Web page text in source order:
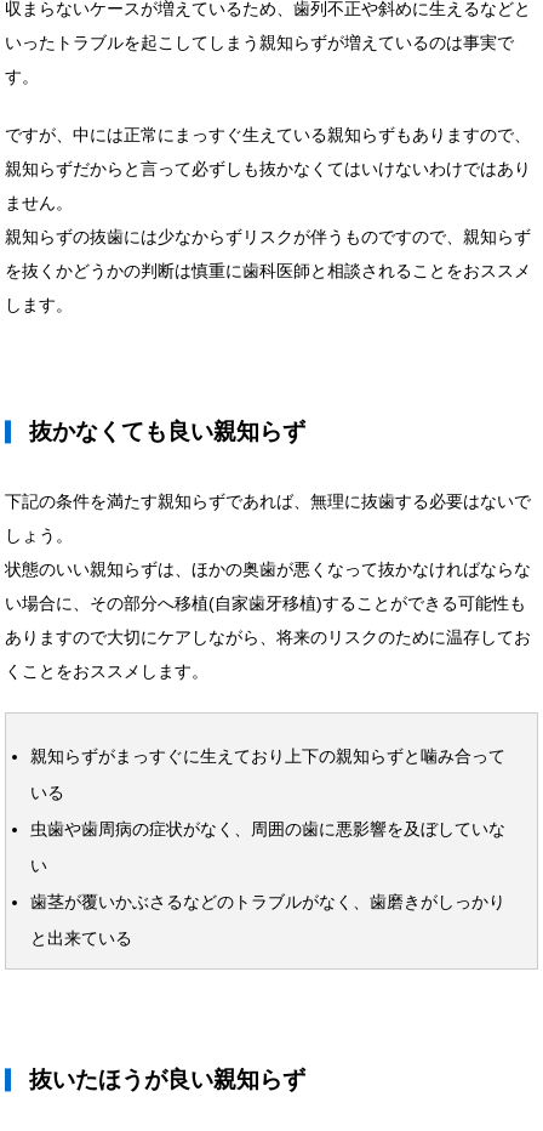
収まらないケースが増えているため、歯列不正や斜めに生えるなどと
いったトラブルを起こしてしまう親知らずが増えているのは事実で
す。
ですが、中には正常にまっすぐ生えている親知らずもありますので、
親知らずだからと言って必ずしも抜かなくてはいけないわけではあり
ません。
親知らずの抜歯には少なからずリスクが伴うものですので、親知らず
を抜くかどうかの判断は慎重に歯科医師と相談されることをおススメ
します。
抜かなくても良い親知らず
下記の条件を満たす親知らずであれば、無理に抜歯する必要はないで
しょう。
状態のいい親知らずは、ほかの奥歯が悪くなって抜かなければならな
い場合に、その部分へ移植(自家歯牙移植)することができる可能性も
ありますので大切にケアしながら、将来のリスクのために温存してお
くことをおススメします。
親知らずがまっすぐに生えており上下の親知らずと噛み合って
いる
虫歯や歯周病の症状がなく、周囲の歯に悪影響を及ぼしていな
い
歯茎が覆いかぶさるなどのトラブルがなく、歯磨きがしっかり
と出来ている
抜いたほうが良い親知らず